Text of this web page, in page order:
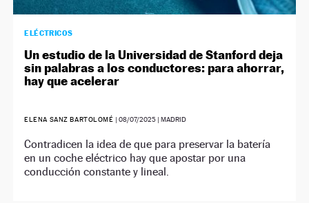
ELÉCTRICOS
Un estudio de la Universidad de Stanford deja
sin palabras a los conductores: para ahorrar,
hay que acelerar
ELENA SANZ BARTOLOMÉ | 08/07/2025| MADRID
Contradicen la idea de que para preservar la batería
en un coche eléctrico hay que apostar por una
conducción constante y lineal.